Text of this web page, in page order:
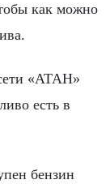
как можно
«АТАН»
есть в
бензин